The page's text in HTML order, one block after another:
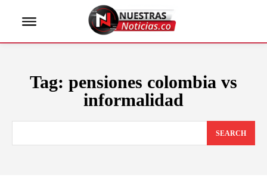
Tag: pensiones colombia vs
informalidad
SEARCH